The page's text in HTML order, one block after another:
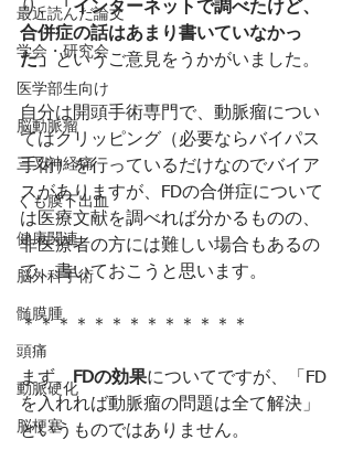
最近読んだ論文
学会・研究会
医学部生向け
脳動脈瘤
三叉神経痛
くも膜下出血
健康関連
脳外科手術
髄膜腫
頭痛
動脈硬化
脳梗塞
り、「インターネットで調べたけど、
合併症の話はあまり書いていなかっ
た」
というご意見をうかがいました。
自分は開頭手術専門で、動脈瘤につい
てはクリッピング（必要ならバイパス
手術）を行っているだけなのでバイア
スがありますが、FDの合併症について
は医療文献を調べれば分かるものの、
非医療者の方には難しい場合もあるの
で、書いておこうと思います。
＊＊＊＊＊＊＊＊＊＊＊＊＊
まず、FDの効果についてですが、「FD
を入れれば動脈瘤の問題は全て解決」
というものではありません。